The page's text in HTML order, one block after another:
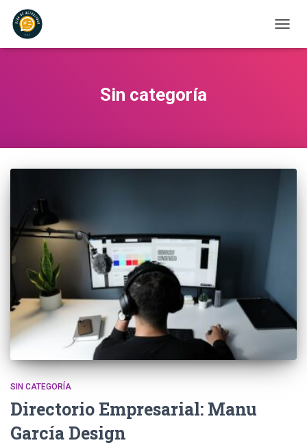
MODO
Sin categoría
SIN CATEGORÍA
Directorio Empresarial: Manu
García Design